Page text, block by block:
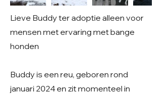
Lieve Buddy ter adoptie alleen voor
mensen met ervaring met bange
honden
Buddy is een reu, geboren rond
januari 2024 en zit momenteel in